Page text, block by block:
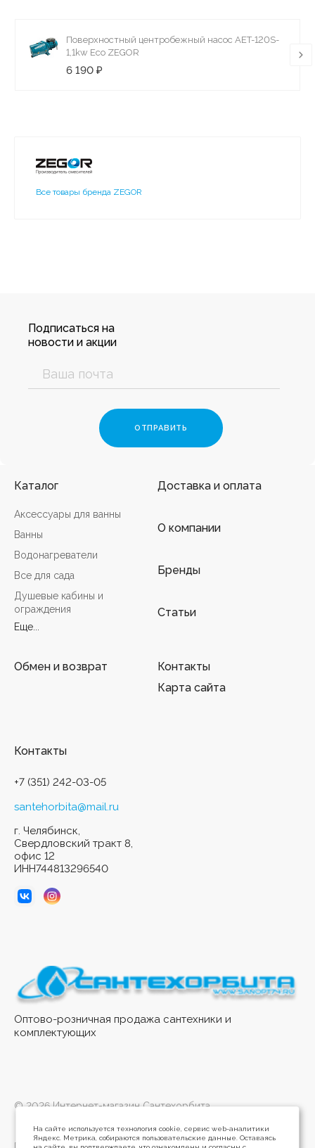
Поверхностный центробежный насос AET-120S-
1,1kw Eco ZEGOR
6 190 ₽
Все товары бренда ZEGOR
Подписаться на
новости и акции
Оптово-розничная продажа сантехники и
комплектующих
Каталог
Аксессуары для ванны
Ванны
Водонагреватели
Все для сада
Душевые кабины и
ограждения
Еще...
Доставка и оплата
О компании
Бренды
Статьи
Обмен и возврат
Контакты
Карта сайта
Контакты
+7 (351) 242-03-05
santehorbita@mail.ru
г. Челябинск,
Свердловский тракт 8,
офис 12
ИНН744813296540
© 2026 Интернет-магазин Сантехорбита
Политика конфиденциальности
На сайте используется технология cookie, сервис web-аналитики
Яндекс. Метрика, собираются пользовательские данные. Оставаясь